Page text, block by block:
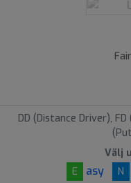
DD (Distance Driver),
Välj
E
asy N